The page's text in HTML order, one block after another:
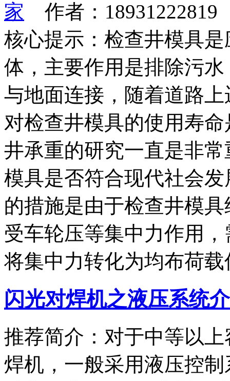
家 作者：
核心提示：检查井模具
体，主要作用是排除污
与地面连接，随着道路
对检查井模具的使用寿
井承重的研究一直是非
模具是否符合现代社会
的措施是由于检查井模
受车轮压等集中力作用
将集中力转化为均布荷载
闪光对焊机之液压系统
推荐简介：对于中等以
焊机，一般采用液压控